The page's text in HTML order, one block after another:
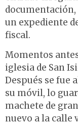
un expediente
fiscal.
Momentos
iglesia de San
Después se fue
su móvil, lo
machete de
nuevo a la calle